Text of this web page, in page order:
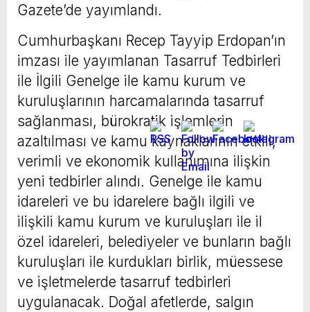
Gazete’de yayımlandı.
Cumhurbaşkanı Recep Tayyip Erdopan’ın
imzası ile yayımlanan Tasarruf Tedbirleri
ile İlgili Genelge ile kamu kurum ve
kuruluşlarının harcamalarında tasarruf
sağlanması, bürokratik işlemlerin
azaltılması ve kamu kaynaklarının etkili,
verimli ve ekonomik kullanımına ilişkin
yeni tedbirler alındı. Genelge ile kamu
idareleri ve bu idarelere bağlı ilgili ve
ilişkili kamu kurum ve kuruluşları ile il
özel idareleri, belediyeler ve bunların bağlı
kuruluşları ile kurdukları birlik, müessese
ve işletmelerde tasarruf tedbirleri
uygulanacak. Doğal afetlerde, salgın